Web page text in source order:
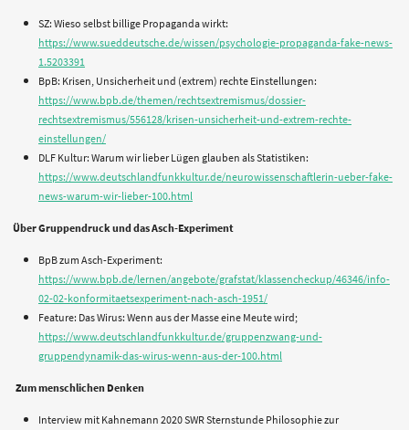
SZ: Wieso selbst billige Propaganda wirkt:
https://www.sueddeutsche.de/wissen/psychologie-propaganda-fake-news-
1.5203391
BpB: Krisen, Unsicherheit und (extrem) rechte Einstellungen:
https://www.bpb.de/themen/rechtsextremismus/dossier-
rechtsextremismus/556128/krisen-unsicherheit-und-extrem-rechte-
einstellungen/
DLF Kultur: Warum wir lieber Lügen glauben als Statistiken:
https://www.deutschlandfunkkultur.de/neurowissenschaftlerin-ueber-fake-
news-warum-wir-lieber-100.html
Über Gruppendruck und das Asch-Experiment
BpB zum Asch-Experiment:
https://www.bpb.de/lernen/angebote/grafstat/klassencheckup/46346/info-
02-02-konformitaetsexperiment-nach-asch-1951/
Feature: Das Wirus: Wenn aus der Masse eine Meute wird;
https://www.deutschlandfunkkultur.de/gruppenzwang-und-
gruppendynamik-das-wirus-wenn-aus-der-100.html
Zum menschlichen Denken
Interview mit Kahnemann 2020 SWR Sternstunde Philosophie zur